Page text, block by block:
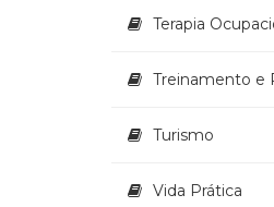
Terapia
Treinamento e
Turismo
Vida Prática